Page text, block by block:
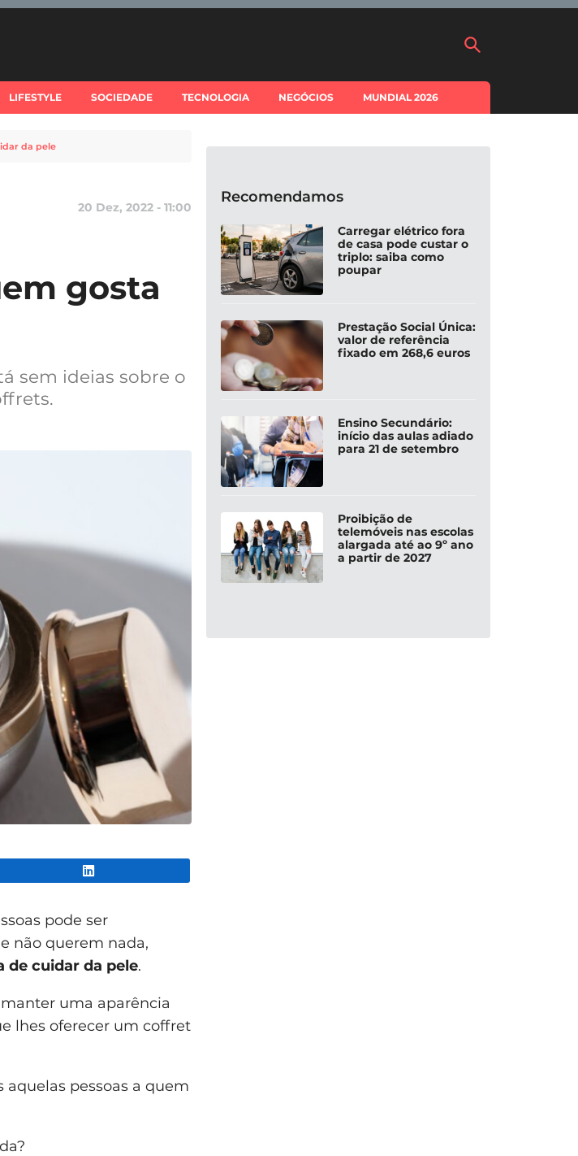
LIFESTYLE SOCIEDADE TECNOLOGIA NEGÓCIOS MUNDIAL 2026
da pele
20 Dez, 2022 - 11:00
gosta
sem ideias sobre o
pode ser
não querem nada,
de cuidar da pele.
uma aparência
lhes oferecer um coffret
pessoas a quem
Recomendamos
Carregar elétrico fora
de casa pode custar o
triplo: saiba como
poupar
Prestação Social Única:
valor de referência
fixado em 268,6 euros
Ensino Secundário:
início das aulas adiado
para 21 de setembro
Proibição de
telemóveis nas escolas
alargada até ao 9º ano
a partir de 2027